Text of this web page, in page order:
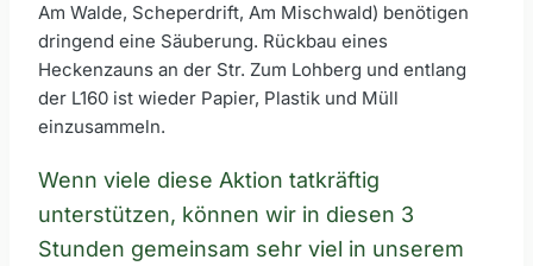
Am Walde, Scheperdrift, Am Mischwald) benötigen
dringend eine Säuberung. Rückbau eines
Heckenzauns an der Str. Zum Lohberg und entlang
der L160 ist wieder Papier, Plastik und Müll
einzusammeln.
Wenn viele diese Aktion tatkräftig
unterstützen, können wir in diesen 3
Stunden gemeinsam sehr viel in unserem